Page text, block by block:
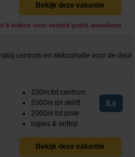
Bekijk deze vakantie
6 weken voor vertrek gratis annuleren
centrum en skibushalte voor de deur
100m tot centrum
2000m tot skilift
2000m tot piste
logies & ontbijt
8,0
Bekijk deze vakantie